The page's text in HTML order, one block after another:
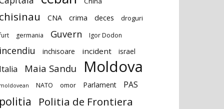
CNA crima deces droguri
germania Guvern Igor Dodon
inchisoare incident israel
Maia Sandu Moldova
NATO omor Parlament PAS
Politia de Frontiera